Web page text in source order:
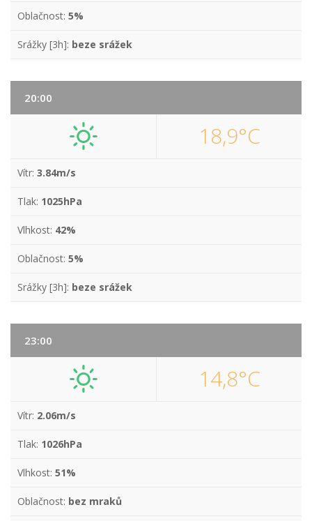
Oblačnost: 5%
Srážky [3h]: beze srážek
20:00
18,9°C
Vítr: 3.84m/s
Tlak: 1025hPa
Vlhkost: 42%
Oblačnost: 5%
Srážky [3h]: beze srážek
23:00
14,8°C
Vítr: 2.06m/s
Tlak: 1026hPa
Vlhkost: 51%
Oblačnost: bez mraků